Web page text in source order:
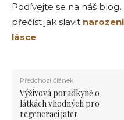
Podívejte se na náš blog.
přečíst jak slavit
lásce.
Předchozí článek
Výživová poradkyně o
látkách vhodných pro
regeneraci jater